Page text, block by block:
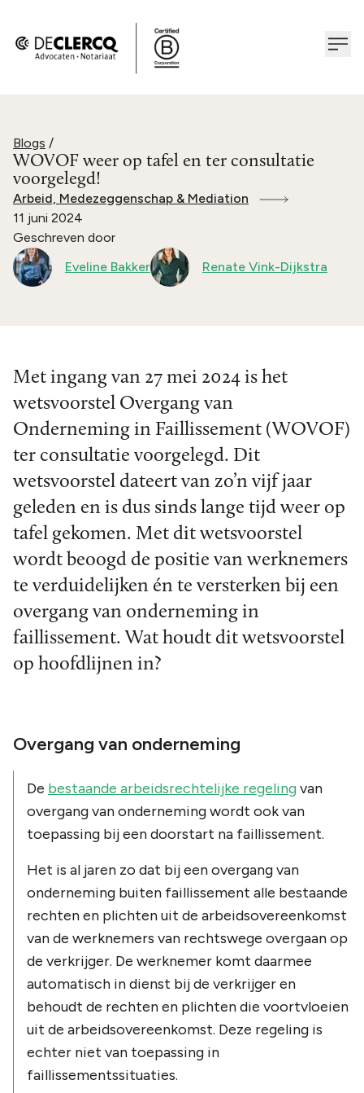
Blogs /
WOVOF weer op tafel en ter consultatie
voorgelegd!
Arbeid, Medezeggenschap & Mediation
11 juni 2024
Geschreven door
Eveline Bakker
Renate Vink-Dijkstra
Met ingang van 27 mei 2024 is het
wetsvoorstel Overgang van
Onderneming in Faillissement (WOVOF)
ter consultatie voorgelegd. Dit
wetsvoorstel dateert van zo’n vijf jaar
geleden en is dus sinds lange tijd weer op
tafel gekomen. Met dit wetsvoorstel
wordt beoogd de positie van werknemers
te verduidelijken én te versterken bij een
overgang van onderneming in
faillissement. Wat houdt dit wetsvoorstel
op hoofdlijnen in?
Overgang van onderneming
De bestaande arbeidsrechtelijke regelingvan
overgang van onderneming wordt ook van
toepassing bij een doorstart na faillissement.
Het is al jaren zo dat bij een overgang van
onderneming buiten faillissement alle bestaande
rechten en plichten uit de arbeidsovereenkomst
van de werknemers van rechtswege overgaan op
de verkrijger. De werknemer komt daarmee
automatisch in dienst bij de verkrijger en
behoudt de rechten en plichten die voortvloeien
uit de arbeidsovereenkomst. Deze regeling is
echter niet van toepassing in
faillissementssituaties.